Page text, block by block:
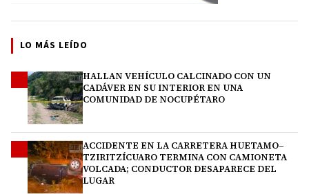
LO MÁS LEÍDO
HALLAN VEHÍCULO CALCINADO CON UN
CADÁVER EN SU INTERIOR EN UNA
COMUNIDAD DE NOCUPÉTARO
ACCIDENTE EN LA CARRETERA HUETAMO–
TZIRITZÍCUARO TERMINA CON CAMIONETA
VOLCADA; CONDUCTOR DESAPARECE DEL
LUGAR